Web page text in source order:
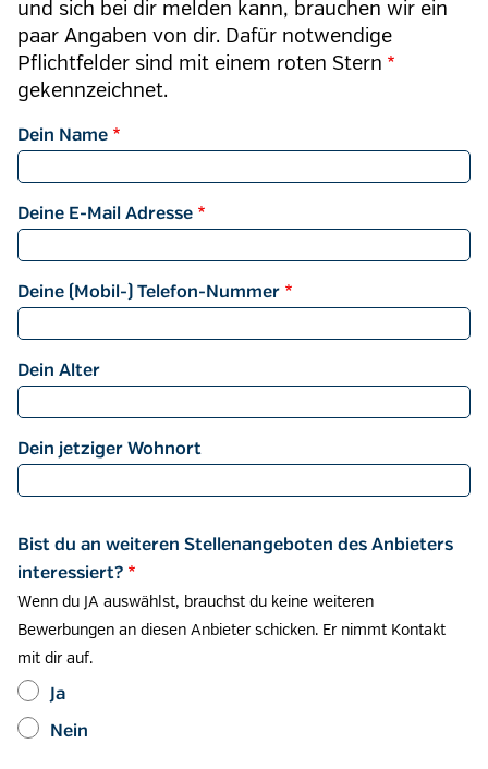
und sich bei dir melden kann, brauchen wir ein
paar Angaben von dir. Dafür notwendige
Pflichtfelder sind mit einem roten Stern
gekennzeichnet.
Dein Name
Deine E-Mail Adresse
Deine (Mobil-) Telefon-Nummer
Dein Alter
Dein jetziger Wohnort
Bist du an weiteren Stellenangeboten des Anbieters
interessiert?
Wenn du JA auswählst, brauchst du keine weiteren
Bewerbungen an diesen Anbieter schicken. Er nimmt Kontakt
mit dir auf.
Ja
Nein